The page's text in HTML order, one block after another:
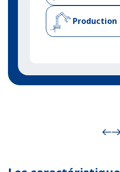
Production